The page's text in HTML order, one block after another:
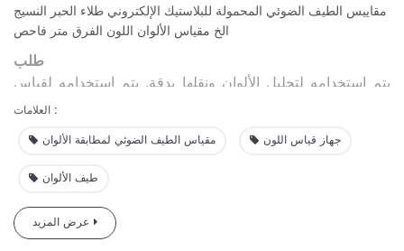
مقاييس الطيف الضوئي المحمولة للبلاستيك الإلكتروني طلاء الحبر النسيج
الخ مقياس الألوان اللون الفرق متر فاحص
طلب
يتم استخدامه لتحليل الألوان ونقلها بدقة. يتم استخدامه لقياس
الألوان بدقة ومراقبة الجودة في الإلكترونيات البلاستيكية، وحبر
وما إلى ذلك؛ ويمكن استخدامه لقياس عينة مضان.
العلامات :
مقياس الطيف الضوئي لمطابقة الألوان
جهاز قياس اللون
طيف الألوان
عرض المزيد